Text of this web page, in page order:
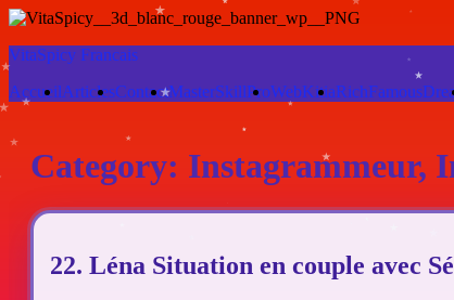
VitaSpicy Francais
AccueilArticlesContactMasterSkillProWebKitia
Category: Instagrammeur,
22. Léna Situation en couple avec